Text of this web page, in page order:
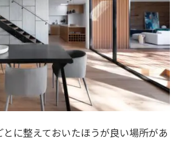
に整えておいたほうが良い場所があ